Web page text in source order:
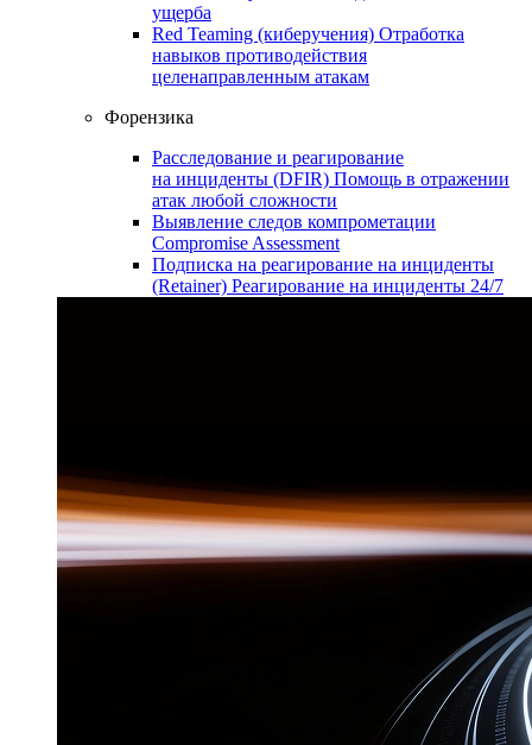
ущерба
Red Teaming (киберучения) Отработка
навыков противодействия
целенаправленным атакам
Форензика
Расследование и реагирование
на инциденты (DFIR) Помощь в отражении
атак любой сложности
Выявление следов компрометации
Compromise Assessment
Подписка на реагирование на инциденты
(Retainer) Реагирование на инциденты 24/7